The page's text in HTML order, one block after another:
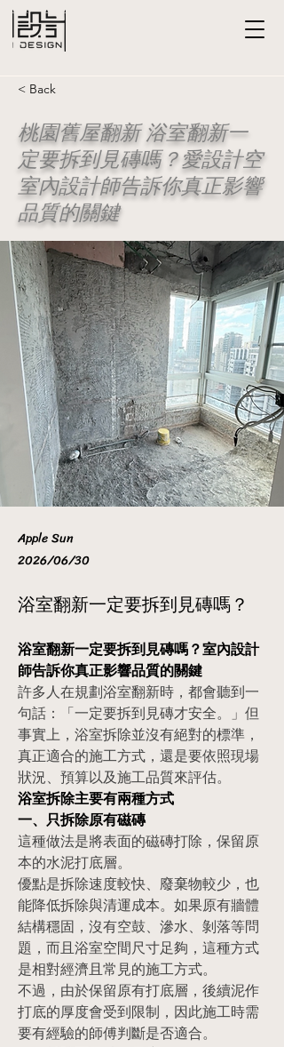
< Back
桃園舊屋翻新 浴室翻新一
定要拆到見磚嗎？愛設計空
室內設計師告訴你真正影響
品質的關鍵
Apple Sun
2026/06/30
浴室翻新一定要拆到見磚嗎？
浴室翻新一定要拆到見磚嗎？室內設計
師告訴你真正影響品質的關鍵
許多人在規劃浴室翻新時，都會聽到一
句話：「一定要拆到見磚才安全。」但
事實上，浴室拆除並沒有絕對的標準，
真正適合的施工方式，還是要依照現場
狀況、預算以及施工品質來評估。
浴室拆除主要有兩種方式
一、只拆除原有磁磚
這種做法是將表面的磁磚打除，保留原
本的水泥打底層。
優點是拆除速度較快、廢棄物較少，也
能降低拆除與清運成本。如果原有牆體
結構穩固，沒有空鼓、滲水、剝落等問
題，而且浴室空間尺寸足夠，這種方式
是相對經濟且常見的施工方式。
不過，由於保留原有打底層，後續泥作
打底的厚度會受到限制，因此施工時需
要有經驗的師傅判斷是否適合。